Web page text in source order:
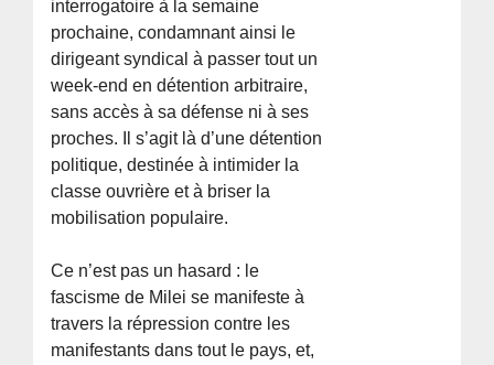
interrogatoire à la semaine
prochaine, condamnant ainsi le
dirigeant syndical à passer tout un
week-end en détention arbitraire,
sans accès à sa défense ni à ses
proches. Il s’agit là d’une détention
politique, destinée à intimider la
classe ouvrière et à briser la
mobilisation populaire.
Ce n’est pas un hasard : le
fascisme de Milei se manifeste à
travers la répression contre les
manifestants dans tout le pays, et,